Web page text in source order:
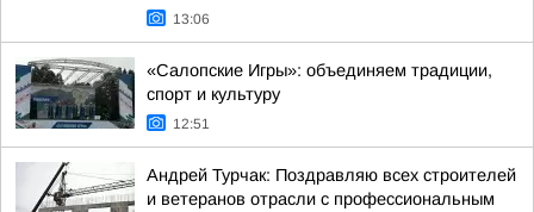
13:06
«Салопские Игры»: объединяем традиции,
спорт и культуру
12:51
Андрей Турчак: Поздравляю всех строителей
и ветеранов отрасли с профессиональным